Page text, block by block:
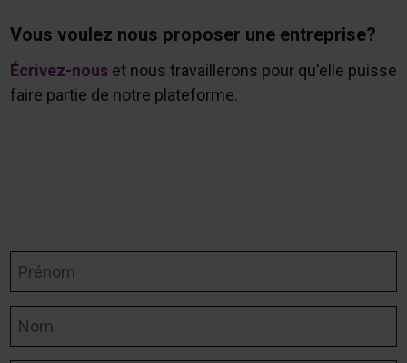
Vous voulez nous proposer une entreprise?
Écrivez-nouset nous travaillerons pour qu'elle puisse
faire partie de notre plateforme.